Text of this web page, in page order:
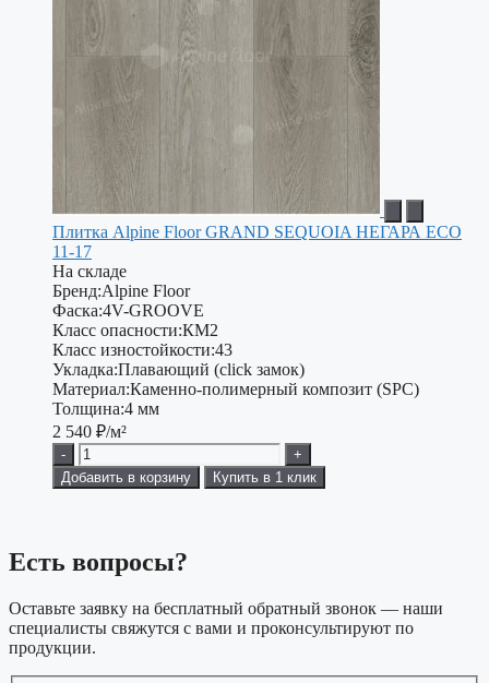
Плитка Alpine Floor GRAND SEQUOIA НЕГАРА ECO
11-17
На складе
Бренд:Alpine Floor
Фаска:4V-GROOVE
Класс опасности:КМ2
Класс изностойкости:43
Укладка:Плавающий (click замок)
Материал:Каменно-полимерный композит (SPC)
Толщина:4 мм
2 540 ₽/м²
-
+
Добавить в корзину
Купить в 1 клик
Есть вопросы?
Оставьте заявку на бесплатный обратный звонок — наши
специалисты свяжутся с вами и проконсультируют по
продукции.